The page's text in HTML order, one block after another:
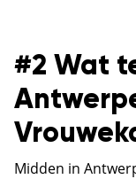
#2 Wat
Midden in